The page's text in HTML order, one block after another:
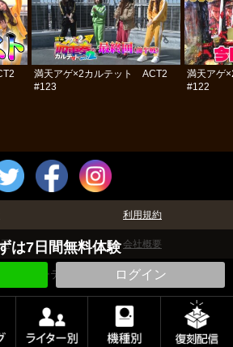
は7日間無料体験
ログイン
満天アゲ×2カルテット ACT2
#123
満天アゲ
#122
利用規約
会社概要
©パチテレ！